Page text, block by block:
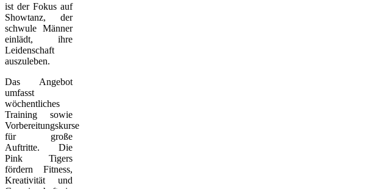
ist der Fokus auf
Showtanz, der
schwule Männer
einlädt, ihre
Leidenschaft
auszuleben.
Das Angebot
umfasst
wöchentliches
Training sowie
Vorbereitungskurse
für große
Auftritte. Die
Pink Tigers
fördern Fitness,
Kreativität und